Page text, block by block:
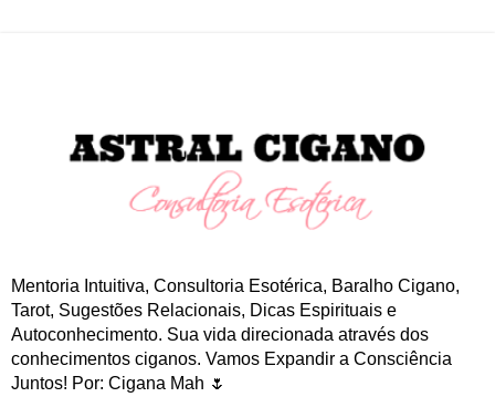
Mentoria Intuitiva, Consultoria Esotérica, Baralho Cigano,
Tarot, Sugestões Relacionais, Dicas Espirituais e
Autoconhecimento. Sua vida direcionada através dos
conhecimentos ciganos. Vamos Expandir a Consciência
Juntos! Por: Cigana Mah 🌷